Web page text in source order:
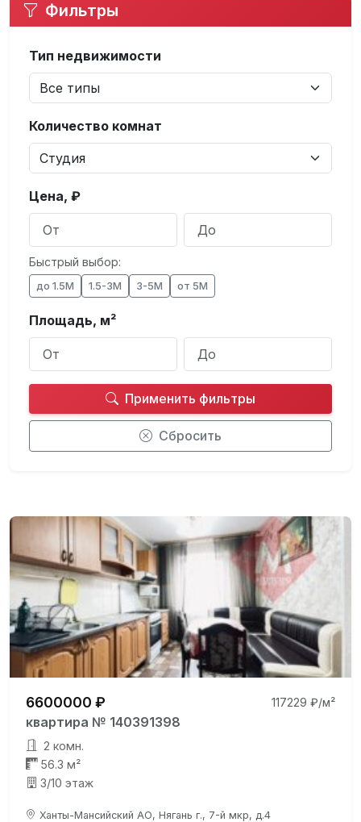
Фильтры
Тип недвижимости
Количество комнат
Цена, ₽
Быстрый выбор:
до 1.5М 1.5-3М 3-5М от 5М
Площадь, м²
Применить фильтры
Сбросить
6600000 ₽ 117229 ₽/м²
квартира № 140391398
2 комн.
56.3 м²
3/10 этаж
Ханты-Мансийский АО, Нягань г., 7-й мкр, д.4